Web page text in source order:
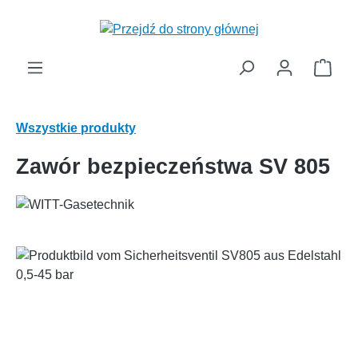
Wszystkie produkty
Zawór bezpieczeństwa SV 805
Pomiń galerię zdjęć